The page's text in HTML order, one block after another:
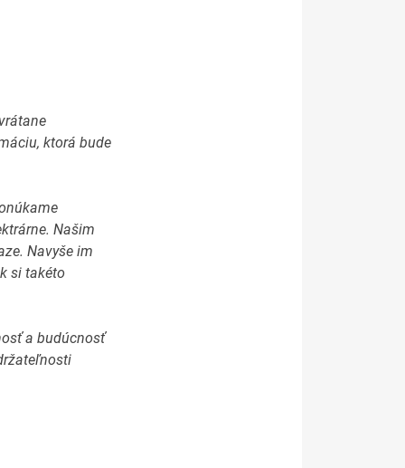
ktorá bude
Našim
Navyše im
si takéto
a budúcnosť